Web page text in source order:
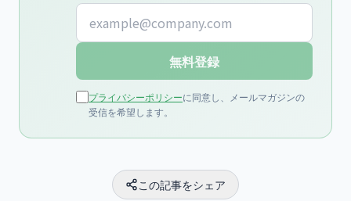
メールアドレス
無料登録
プライバシーポリシーに同意し、メールマガジンの
受信を希望します。
この記事をシェア